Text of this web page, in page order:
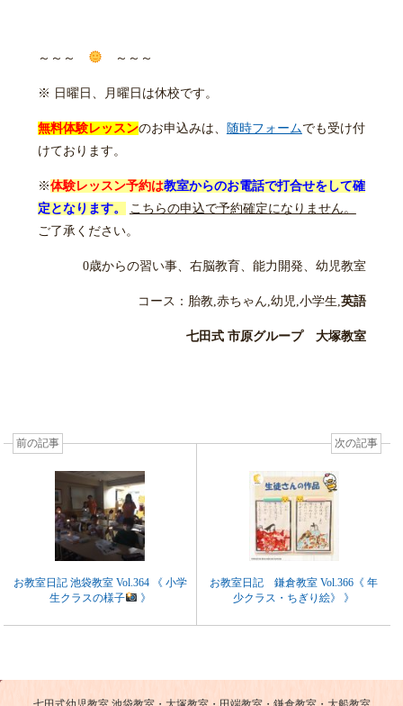
～～～ ～～～
※ 日曜日、月曜日は休校です。
無料体験レッスンのお申込みは、 随時フォームでも受け付
けております。
※体験レッスン予約は教室からのお電話で打合せをして確
定となります。
こちらの申込で予約確定になりません。
ご了承ください。
0歳からの習い事、右脳教育、能力開発、幼児教室
コース：胎教,赤ちゃん,幼児,小学生, 英語
七田式 市原グループ 大塚教室
前の記事
お教室日記 池袋教室 Vol.364 《 小学
生クラスの様子
》
次の記事
お教室日記 鎌倉教室 Vol.366《 年
少クラス・ちぎり絵》 》